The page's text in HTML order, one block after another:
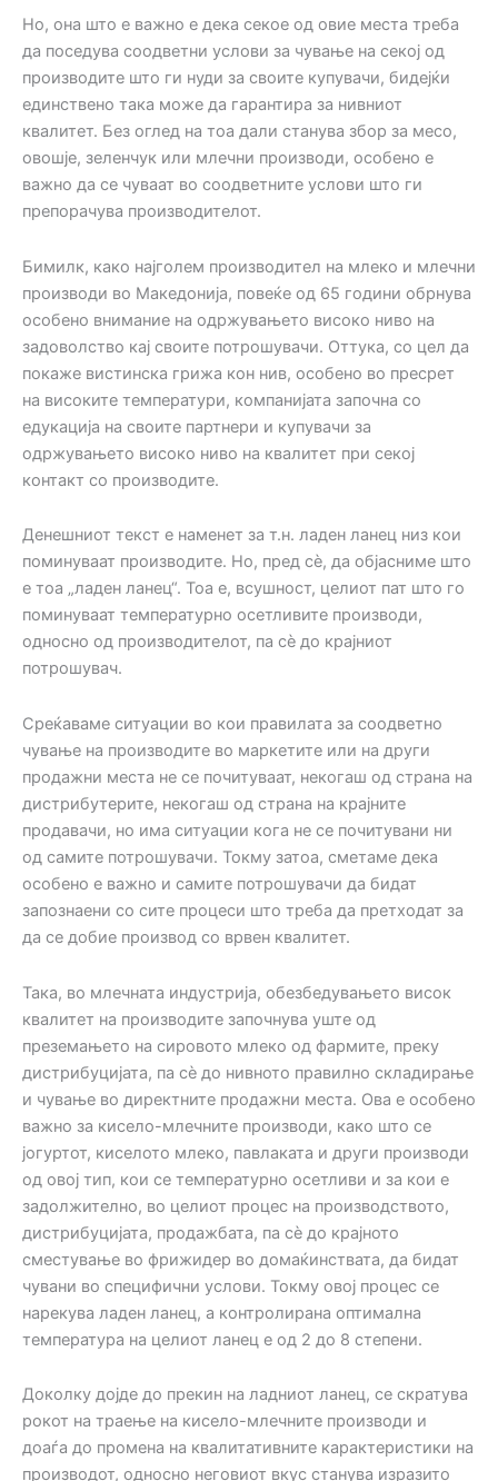
Но, она што е важно е дека секое од овие места треба
да поседува соодветни услови за чување на секој од
производите што ги нуди за своите купувачи, бидејќи
единствено така може да гарантира за нивниот
квалитет. Без оглед на тоа дали станува збор за месо,
овошје, зеленчук или млечни производи, особено е
важно да се чуваат во соодветните услови што ги
препорачува производителот.
Бимилк, како најголем производител на млеко и млечни
производи во Македонија, повеќе од 65 години обрнува
особено внимание на одржувањето високо ниво на
задоволство кај своите потрошувачи. Оттука, со цел да
покаже вистинска грижа кон нив, особено во пресрет
на високите температури, компанијата започна со
едукација на своите партнери и купувачи за
одржувањето високо ниво на квалитет при секој
контакт со производите.
Денешниот текст е наменет за т.н. ладен ланец низ кои
поминуваат производите. Но, пред сè, да објасниме што
е тоа „ладен ланец“. Тоа е, всушност, целиот пат што го
поминуваат температурно осетливите производи,
односно од производителот, па сè до крајниот
потрошувач.
Среќаваме ситуации во кои правилата за соодветно
чување на производите во маркетите или на други
продажни места не се почитуваат, некогаш од страна на
дистрибутерите, некогаш од страна на крајните
продавачи, но има ситуации кога не се почитувани ни
од самите потрошувачи. Токму затоа, сметаме дека
особено е важно и самите потрошувачи да бидат
запознаени со сите процеси што треба да претходат за
да се добие производ со врвен квалитет.
Така, во млечната индустрија, обезбедувањето висок
квалитет на производите започнува уште од
преземањето на сировото млеко од фармите, преку
дистрибуцијата, па сè до нивното правилно складирање
и чување во директните продажни места. Ова е особено
важно за кисело-млечните производи, како што се
јогуртот, киселото млеко, павлаката и други производи
од овој тип, кои се температурно осетливи и за кои е
задолжително, во целиот процес на производството,
дистрибуцијата, продажбата, па сè до крајното
сместување во фрижидер во домаќинствата, да бидат
чувани во специфични услови. Токму овој процес се
нарекува ладен ланец, а контролирана оптимална
температура на целиот ланец е од 2 до 8 степени.
Доколку дојде до прекин на ладниот ланец, се скратува
рокот на траење на кисело-млечните производи и
доаѓа до промена на квалитативните карактеристики на
производот, односно неговиот вкус станува изразито